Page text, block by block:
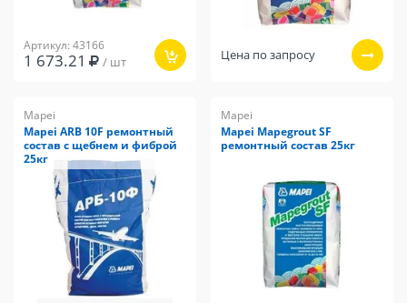
Артикул: 43166
1 673.21 / шт Цена по запросу
Mapei
Mapei ARB 10F ремонтный
состав с щебнем и фиброй
25кг
Mapei
Mapei Mapegrout SF
ремонтный состав 25кг